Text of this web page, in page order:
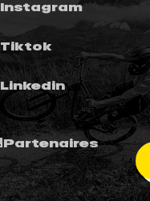
Instagram
Tiktok
Linkedin
Partenaires